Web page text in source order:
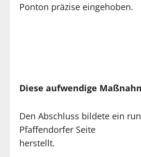
Ponton präzise eingehoben.
Diese aufwendige
Den Abschluss bildete ein
Pfaffendorfer Seite
herstellt.